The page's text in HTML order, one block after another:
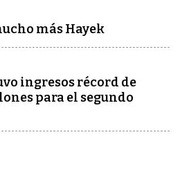
más Hayek
ingresos récord de
para el segundo